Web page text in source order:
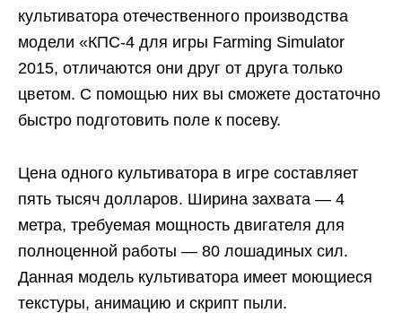
культиватора отечественного производства
модели «КПС-4 для игры Farming Simulator
2015, отличаются они друг от друга только
цветом. С помощью них вы сможете достаточно
быстро подготовить поле к посеву.
Цена одного культиватора в игре составляет
пять тысяч долларов. Ширина захвата — 4
метра, требуемая мощность двигателя для
полноценной работы — 80 лошадиных сил.
Данная модель культиватора имеет моющиеся
текстуры, анимацию и скрипт пыли.